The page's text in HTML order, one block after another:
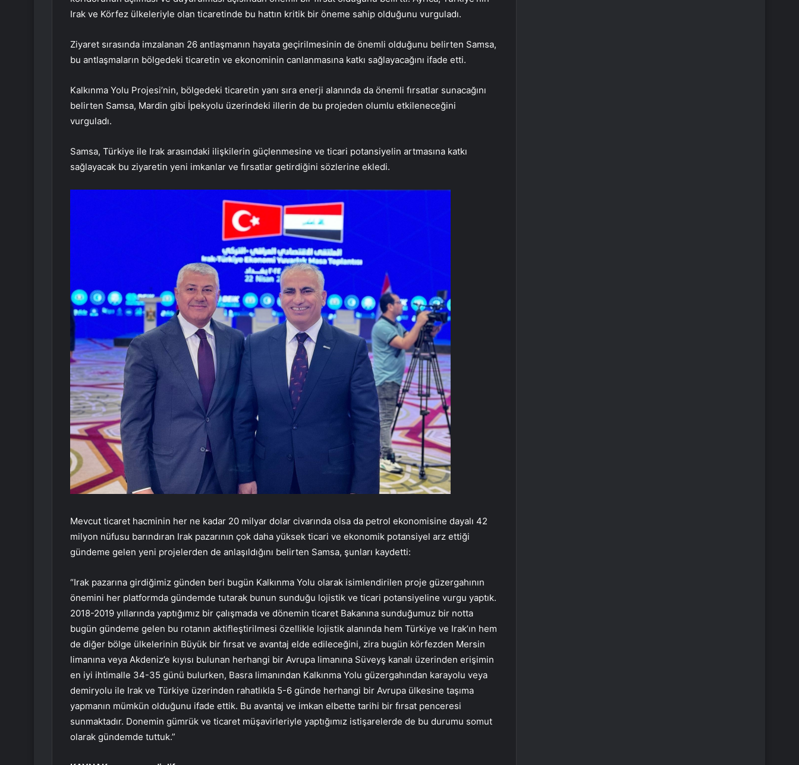
Irak ve Körfez ülkeleriyle olan ticaretinde bu hattın kritik bir öneme sahip olduğunu vurguladı.
Ziyaret sırasında imzalanan 26 antlaşmanın hayata geçirilmesinin de önemli olduğunu belirten Samsa,
bu antlaşmaların bölgedeki ticaretin ve ekonominin canlanmasına katkı sağlayacağını ifade etti.
Kalkınma Yolu Projesi’nin, bölgedeki ticaretin yanı sıra enerji alanında da önemli fırsatlar sunacağını
belirten Samsa, Mardin gibi İpekyolu üzerindeki illerin de bu projeden olumlu etkileneceğini
vurguladı.
Samsa, Türkiye ile Irak arasındaki ilişkilerin güçlenmesine ve ticari potansiyelin artmasına katkı
sağlayacak bu ziyaretin yeni imkanlar ve fırsatlar getirdiğini sözlerine ekledi.
Mevcut ticaret hacminin her ne kadar 20 milyar dolar civarında olsa da petrol ekonomisine dayalı 42
milyon nüfusu barındıran Irak pazarının çok daha yüksek ticari ve ekonomik potansiyel arz ettiği
gündeme gelen yeni projelerden de anlaşıldığını belirten Samsa, şunları kaydetti:
“Irak pazarına girdiğimiz günden beri bugün Kalkınma Yolu olarak isimlendirilen proje güzergahının
önemini her platformda gündemde tutarak bunun sunduğu lojistik ve ticari potansiyeline vurgu yaptık.
2018-2019 yıllarında yaptığımız bir çalışmada ve dönemin ticaret Bakanına sunduğumuz bir notta
bugün gündeme gelen bu rotanın aktifleştirilmesi özellikle lojistik alanında hem Türkiye ve Irak’ın hem
de diğer bölge ülkelerinin Büyük bir fırsat ve avantaj elde edileceğini, zira bugün körfezden Mersin
limanına veya Akdeniz’e kıyısı bulunan herhangi bir Avrupa limanına Süveyş kanalı üzerinden erişimin
en iyi ihtimalle 34-35 günü bulurken, Basra limanından Kalkınma Yolu güzergahından karayolu veya
demiryolu ile Irak ve Türkiye üzerinden rahatlıkla 5-6 günde herhangi bir Avrupa ülkesine taşıma
yapmanın mümkün olduğunu ifade ettik. Bu avantaj ve imkan elbette tarihi bir fırsat penceresi
sunmaktadır. Donemin gümrük ve ticaret müşavirleriyle yaptığımız istişarelerde de bu durumu somut
olarak gündemde tuttuk.”